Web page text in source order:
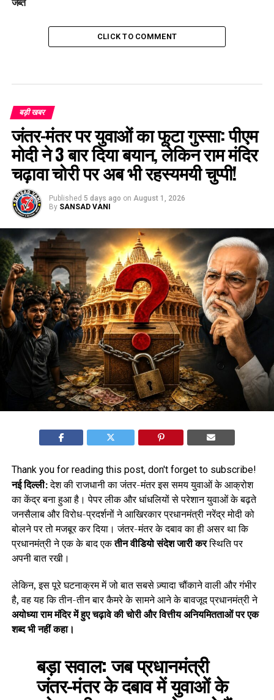
CLICK TO COMMENT
बड़ी खबर
जंतर-मंतर पर युवाओं का फूटा गुस्सा: पीएम
मोदी ने 3 बार दिया बयान, लेकिन राम मंदिर
चढ़ावा चोरी पर अब भी रहस्यमयी चुप्पी!
Published 5 days ago on August 1, 2026
By SANSAD VANI
Thank you for reading this post, don't forget to subscribe!
नई दिल्ली:देश की राजधानी का जंतर-मंतर इस समय युवाओं के आक्रोश
का केंद्र बना हुआ है। पेपर लीक और धांधलियों से परेशान युवाओं के बढ़ते
जनसैलाब और विरोध-प्रदर्शनों ने आखिरकार प्रधानमंत्री नरेंद्र मोदी को
बोलने पर तो मजबूर कर दिया। जंतर-मंतर के दबाव का ही असर था कि
प्रधानमंत्री ने एक के बाद एकतीन वीडियो संदेश जारी करस्थिति पर
अपनी बात रखी।
लेकिन, इस पूरे घटनाक्रम में जो बात सबसे ज़्यादा चौंकाने वाली और गंभीर
है, वह यह कि तीन-तीन बार कैमरे के सामने आने के बावजूद प्रधानमंत्री ने
अयोध्या राम मंदिर में हुए चढ़ावे की चोरी और वित्तीय अनियमितताओं पर एक
शब्द भी नहीं कहा।
बड़ा सवाल:जब प्रधानमंत्री
जंतर-मंतर के दबाव में युवाओं के